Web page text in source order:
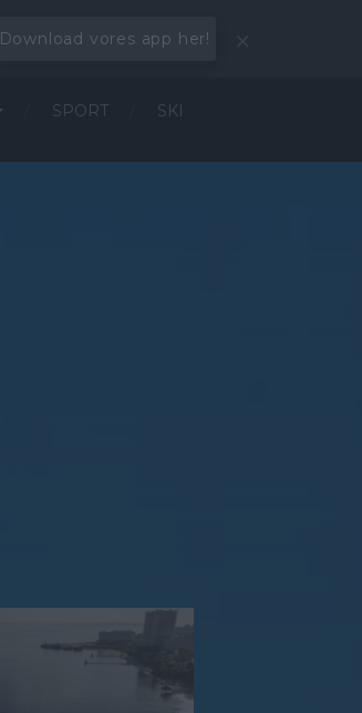
Download vores app her!
SPORT SKI